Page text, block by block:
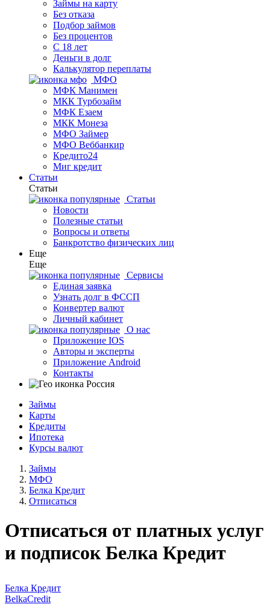
Займы на карту
Без отказа
Подбор займов
Без процентов
С 18 лет
Деньги в долг
Калькулятор переплаты
МФО
МФК Манимен
МКК Турбозайм
МФК Езаем
МКК Монеза
МФО Займер
МФО Веббанкир
Кредито24
Миг кредит
Статьи
Статьи
Статьи
Новости
Полезные статьи
Вопросы и ответы
Банкротство физических лиц
Еще
Еще
Сервисы
Единая заявка
Узнать долг в ФССП
Конвертер валют
Личный кабинет
О нас
Приложение IOS
Авторы и эксперты
Приложение Android
Контакты
Россия
Займы
Карты
Кредиты
Ипотека
Курсы валют
Займы
МФО
Белка Кредит
Отписаться
Отписаться от платных услуг
и подписок Белка Кредит
Белка Кредит
BelkaCredit